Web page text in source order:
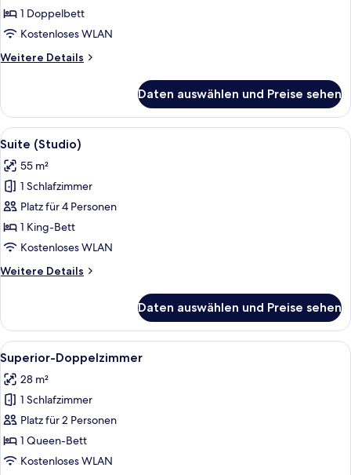
anzeigen
1 Doppelbett
Kostenloses WLAN
Weitere Details
Weitere
Einzelzimmer
Daten auswählen und Preise sehen
Alle
Fotos
für
Suite
(Studio)
anzeigen
Ein modernes Hotelzimmer mit
2
Suite (Studio)
55 m²
1 Schlafzimmer
Platz für 4 Personen
1 King-Bett
Kostenloses WLAN
Weitere Details
Weitere
(Studio)
Daten auswählen und Preise sehen
Alle
Fotos
für
Superior-
Doppelzimmer
anzeigen
Superior-Doppelzimmer |
4
Superior-Doppelzimmer
28 m²
1 Schlafzimmer
Platz für 2 Personen
1 Queen-Bett
Kostenloses WLAN